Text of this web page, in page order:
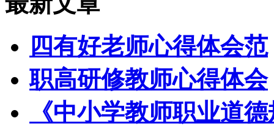
四有好老师心得体会范
职高研修教师心得体会
《中小学教师职业道